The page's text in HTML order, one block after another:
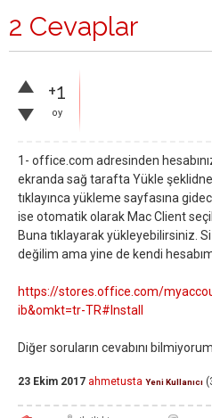
2 Cevaplar
+1
oy
1- office.com adresinden
ekranda sağ tarafta Yükle
tıklayınca yükleme sayfasına
ise otomatik olarak Mac Client
Buna tıklayarak yükleyebilirsiniz.
değilim ama yine de kendi
https://stores.office.com/
ib&omkt=tr-TR#Install
Diğer soruların cevabını bilmiyorum.
23 Ekim 2017 ahmetusta Yeni Kullanıcı (